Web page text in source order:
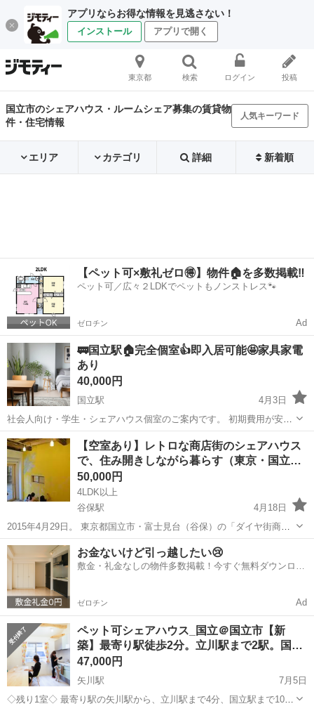
アプリならお得な情報を見逃さない！
インストール アプリで開く
東京都 検索 ログイン 投稿
国立市のシェアハウス・ルームシェア募集の賃貸物
件・住宅情報
人気キーワード
エリア カテゴリ 詳細 新着順
【ペット可×敷礼ゼロ🉐】物件🏠を多数掲載‼️
ペット可／広々２LDKでペットもノンストレス🐾
ゼロチン Ad
🚃国立駅🏠完全個室👍即入居可能🤩家具家電
あり
40,000円
国立駅
4月3日
社会人向け・学生・シェアハウス個室のご案内です。 初期費用が安
く・すぐ入居ができる 「いきなり内見は不安」 「条件が合うか分から
ない」 「写真だけじゃ判断できない」 そんな方のために、公式LINE
でのご...
東京 国立市 国立駅 シェアハウス 初期
【空室あり】レトロな商店街のシェアハウス
で、住み開きしながら暮らす（東京・国立…
50,000円
4LDK以上
谷保駅
4月18日
2015年4月29日。 東京都国立市・富士見台（谷保）の「ダイヤ街商店
街」の一角で、シェアする暮らしがはじまりました。 築50年の木造住
宅を大幅リノベーションした「コトナハウス」。 【ダイヤ街商店街っ
て？】 ダイ...
東京 国立市 谷保駅 シェアハウス レトロ
お金ないけど引っ越したい😢
敷金・礼金なしの物件多数掲載！今すぐ無料ダウンロー
ゼロチン Ad
ペット可シェアハウス_国立＠国立市【新
築】最寄り駅徒歩2分。立川駅まで2駅。国…
47,000円
矢川駅
7月5日
◇残り1室◇ 最寄り駅の矢川駅から、立川駅まで4分、国立駅まで10分